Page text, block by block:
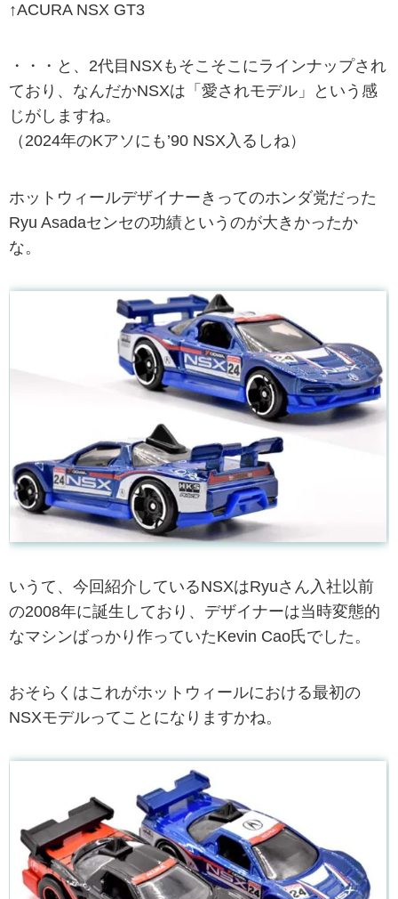
↑ACURA NSX GT3
・・・と、2代目NSXもそこそこにラインナップされ
ており、なんだかNSXは「愛されモデル」という感
じがしますね。
（2024年のKアソにも’90 NSX入るしね）
ホットウィールデザイナーきってのホンダ党だった
Ryu Asadaセンセの功績というのが大きかったか
な。
いうて、今回紹介しているNSXはRyuさん入社以前
の2008年に誕生しており、デザイナーは当時変態的
なマシンばっかり作っていたKevin Cao氏でした。
おそらくはこれがホットウィールにおける最初の
NSXモデルってことになりますかね。